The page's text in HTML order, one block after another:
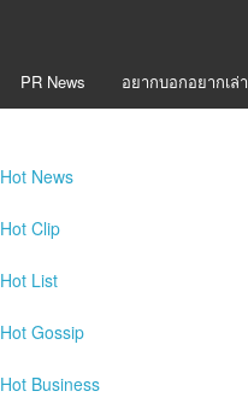
PR News อยากบอกอยากเล่า
Hot News
Hot Clip
Hot List
Hot Gossip
Hot Business